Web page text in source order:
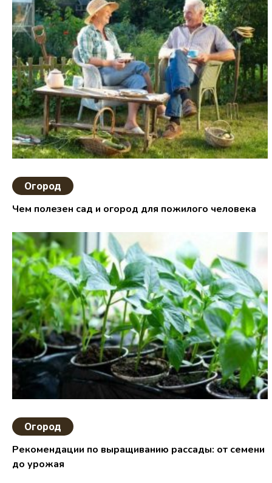
Огород
Чем полезен сад и огород для пожилого человека
Огород
Рекомендации по выращиванию рассады: от семени
до урожая